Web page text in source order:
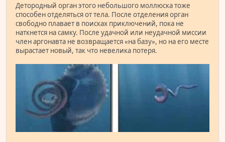
Детородный орган этого небольшого моллюска тоже
способен отделяться от тела. После отделения орган
свободно плавает в поисках приключений, пока не
наткнется на самку. После удачной или неудачной миссии
член аргонавта не возвращается «на базу», но на его месте
вырастает новый, так что невелика потеря.